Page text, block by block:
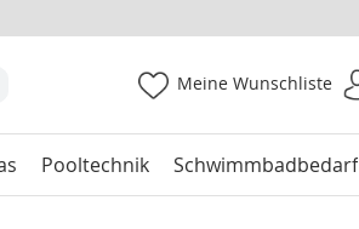
Meine Wunschliste
Pooltechnik Schwimmbadbedarf